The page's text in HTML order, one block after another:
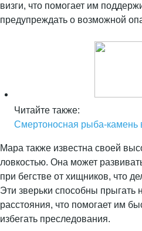
визги, что помогает им
предупреждать о возможной
Читайте также:
Смертоносная рыба-камень
Мара также известна своей
ловкостью. Она может
при бегстве от хищников, что
Эти зверьки способны прыгать
расстояния, что помогает им
избегать преследования.